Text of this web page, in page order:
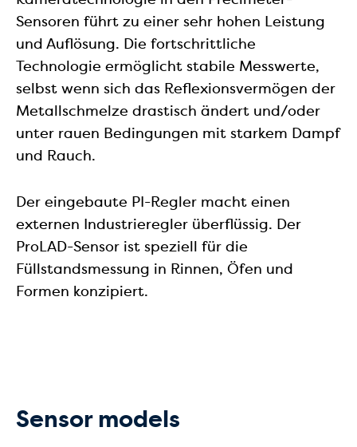
Sensoren führt zu einer sehr hohen Leistung
und Auflösung. Die fortschrittliche
Technologie ermöglicht stabile Messwerte,
selbst wenn sich das Reflexionsvermögen der
Metallschmelze drastisch ändert und/oder
unter rauen Bedingungen mit starkem Dampf
und Rauch.
Der eingebaute PI-Regler macht einen
externen Industrieregler überflüssig. Der
ProLAD-Sensor ist speziell für die
Füllstandsmessung in Rinnen, Öfen und
Formen konzipiert.
Sensor models